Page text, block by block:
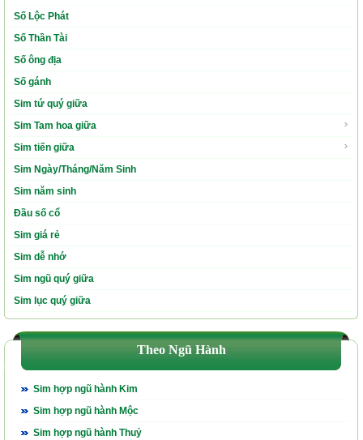
Số Lộc Phát
Số Thần Tài
Số ông địa
Số gánh
Sim tứ quý giữa
Sim Tam hoa giữa
Sim tiến giữa
Sim Ngày/Tháng/Năm Sinh
Sim năm sinh
Đầu số cổ
Sim giá rẻ
Sim dễ nhớ
Sim ngũ quý giữa
Sim lục quý giữa
Theo Ngũ Hành
Sim hợp ngũ hành Kim
Sim hợp ngũ hành Mộc
Sim hợp ngũ hành Thuỷ